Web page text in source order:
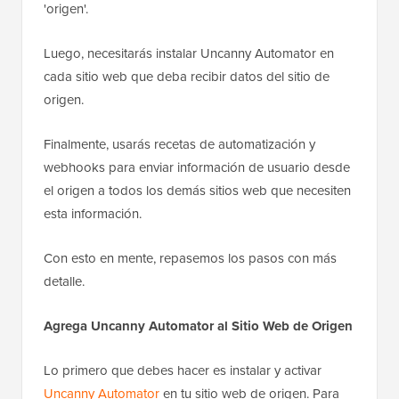
'origen'.
Luego, necesitarás instalar Uncanny Automator en
cada sitio web que deba recibir datos del sitio de
origen.
Finalmente, usarás recetas de automatización y
webhooks para enviar información de usuario desde
el origen a todos los demás sitios web que necesiten
esta información.
Con esto en mente, repasemos los pasos con más
detalle.
Agrega Uncanny Automator al Sitio Web de Origen
Lo primero que debes hacer es instalar y activar
Uncanny Automatoren tu sitio web de origen. Para